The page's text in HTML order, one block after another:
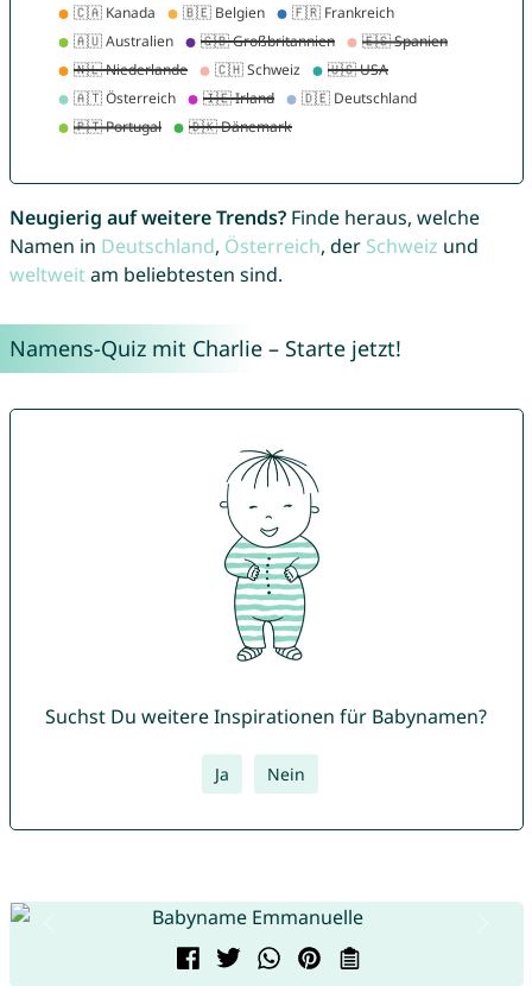
Neugierig auf weitere Trends?Finde heraus, welche
Namen in Deutschland, Österreich, der Schweiz und
weltweitam beliebtesten sind.
Namens-Quiz mit Charlie – Starte jetzt!
Suchst Du weitere Inspirationen für Babynamen?
Ja Nein